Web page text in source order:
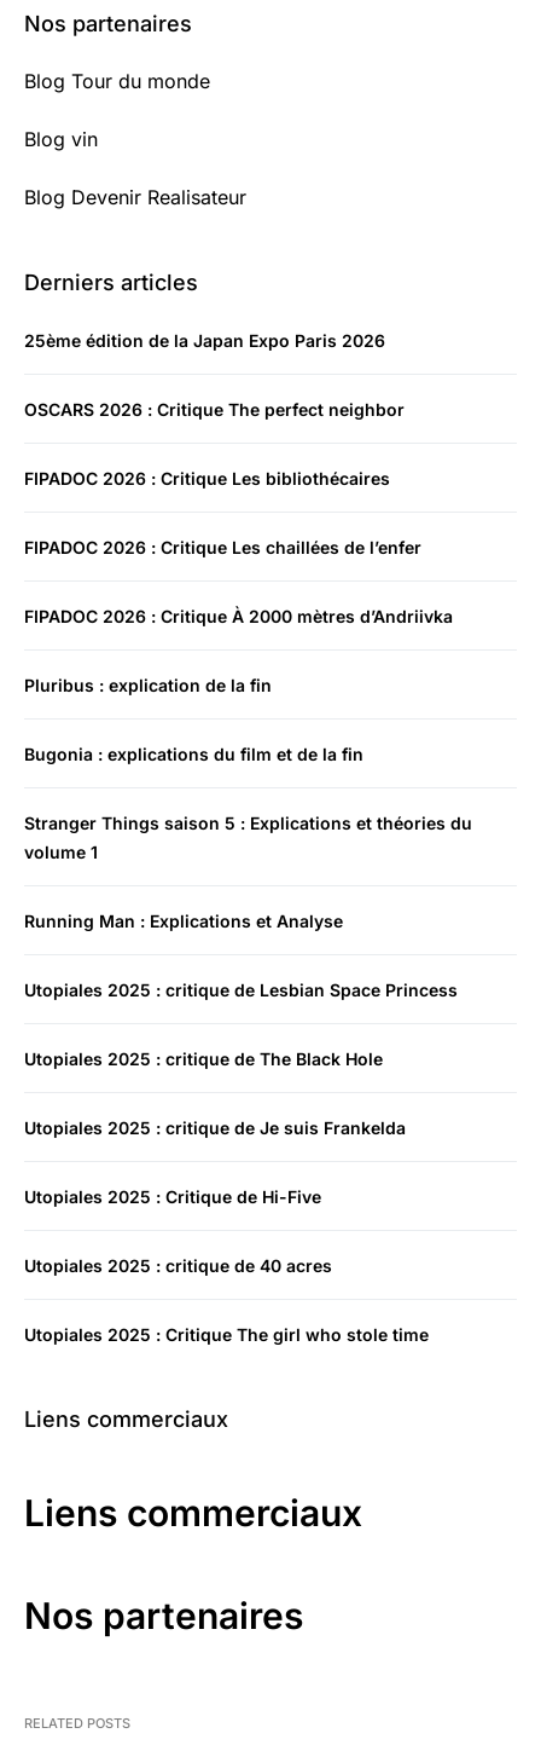
Nos partenaires
Blog Tour du monde
Blog vin
Blog Devenir Realisateur
Derniers articles
25ème édition de la Japan Expo Paris 2026
OSCARS 2026 : Critique The perfect neighbor
FIPADOC 2026 : Critique Les bibliothécaires
FIPADOC 2026 : Critique Les chaillées de l’enfer
FIPADOC 2026 : Critique À 2000 mètres d’Andriivka
Pluribus : explication de la fin
Bugonia : explications du film et de la fin
Stranger Things saison 5 : Explications et théories du
volume 1
Running Man : Explications et Analyse
Utopiales 2025 : critique de Lesbian Space Princess
Utopiales 2025 : critique de The Black Hole
Utopiales 2025 : critique de Je suis Frankelda
Utopiales 2025 : Critique de Hi-Five
Utopiales 2025 : critique de 40 acres
Utopiales 2025 : Critique The girl who stole time
Liens commerciaux
Liens commerciaux
Nos partenaires
RELATED POSTS